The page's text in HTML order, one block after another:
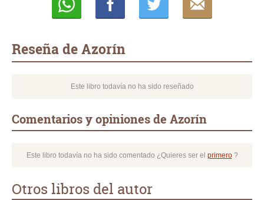
Reseña de Azorín
Este libro todavía no ha sido reseñado
Comentarios y opiniones de Azorín
Este libro todavía no ha sido comentado ¿Quieres ser el primero?
Otros libros del autor